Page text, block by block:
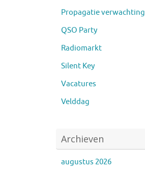
Propagatie verwachting
QSO Party
Radiomarkt
Silent Key
Vacatures
Velddag
Archieven
augustus 2026